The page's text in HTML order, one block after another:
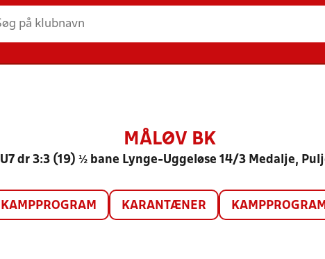
MÅLØV BK
U7 dr 3:3 (19) ½ bane Lynge-Uggeløse 14/3 Medalje,
KAMPPROGRAM KARANTÆNER